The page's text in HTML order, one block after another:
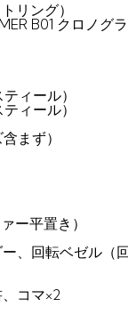
リング）
B01 クロノグ
ィール）
ィール）
まず）
ー平置き）
、回転ベゼル（
コマ×2